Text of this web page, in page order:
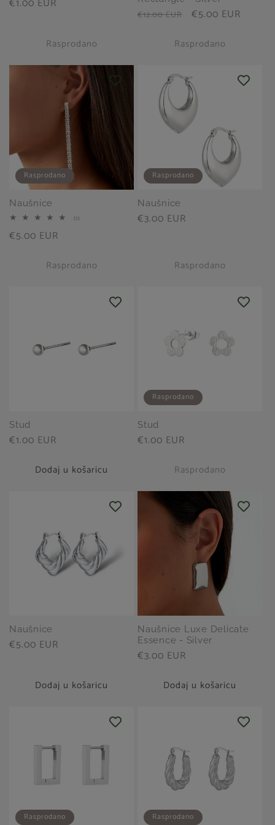
Redovna
€1.00 EUR
Rasprodano
Redovna
€12.00 EUR
Prodajna
€5.00 EUR
Rasprodano
Rasprodano
Naušnice
(1)
Redovna
€5.00 EUR
Rasprodano
Rasprodano
Naušnice
Redovna
€3.00 EUR
Rasprodano
Stud
Redovna
€1.00 EUR
Dodaj u košaricu
Rasprodano
Stud
Redovna
€1.00 EUR
Rasprodano
Naušnice
Redovna
€5.00 EUR
Dodaj u košaricu
Naušnice Luxe Delicate
Essence - Silver
Redovna
€3.00 EUR
Dodaj u košaricu
Rasprodano Rasprodano